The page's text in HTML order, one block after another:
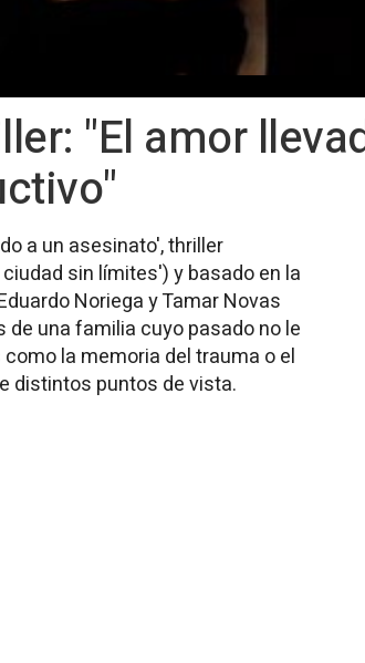
"El amor
a un asesinato', thriller
sin límites') y basado en la
Noriega y Tamar Novas
de una familia cuyo pasado no le
la memoria del trauma o el
distintos puntos de vista.